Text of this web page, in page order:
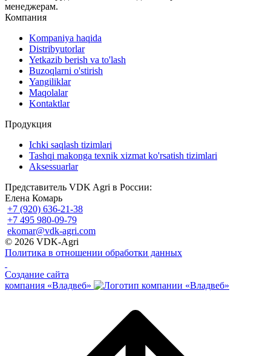
менеджерам.
Компания
Kompaniya haqida
Distribyutorlar
Yetkazib berish va to'lash
Buzoqlarni o'stirish
Yangiliklar
Maqolalar
Kontaktlar
Продукция
Ichki saqlash tizimlari
Tashqi makonga texnik xizmat ko'rsatish tizimlari
Aksessuarlar
Представитель VDK Agri в России:
Елена Комарь
+7 (920) 636-21-38
+7 495 980-09-79
ekomar@vdk-agri.com
© 2026 VDK-Agri
Политика в отношении обработки данных
Создание сайта
компания «Владвеб»